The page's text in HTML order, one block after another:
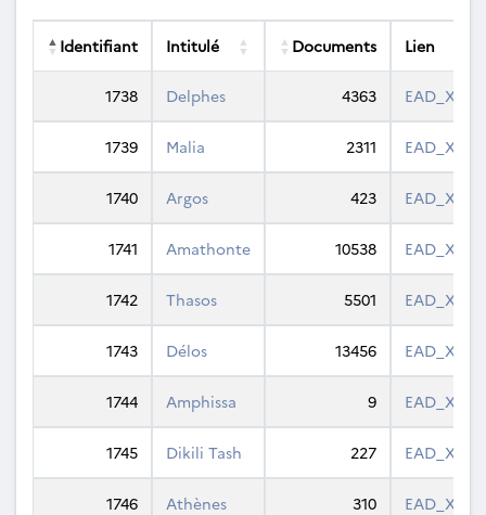
Identifiant Intitulé Documents
Lien
1738 Delphes 4363 EAD_XML
1739 Malia 2311 EAD_XML
1740 Argos 423 EAD_XML
1741 Amathonte 10538 EAD_XML
1742 Thasos 5501 EAD_XML
1743 Délos 13456 EAD_XML
1744 Amphissa 9 EAD_XML
1745 Dikili Tash 227 EAD_XML
1746 Athènes 310 EAD_XML